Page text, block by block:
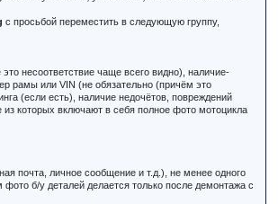
с просьбой переместить в следующую группу,
несоответствие чаще всего видно), наличие-
рамы или VIN (не обязательно (причём это
(если есть), наличие недочётов, повреждений
которых включают в себя полное фото мотоцикла
почта, личное сообщение и т.д.), не менее одного
б/у деталей делается только после демонтажа с